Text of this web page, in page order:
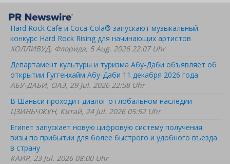
Hard Rock Cafe и Coca-Cola® запускают музыкальный
конкурс Hard Rock Rising для начинающих артистов
ХОЛЛИВУД, Флорида, 5 Aug. 2026 22:07 Uhr
Департамент культуры и туризма Абу-Даби объявляет об
открытии Гуггенхайм Абу-Даби 11 декабря 2026 года
АБУ-ДАБИ, ОАЭ, 29 Jul. 2026 22:58 Uhr
В Шаньси проходит диалог о глобальном наследии
ЦЗИНЬЧЖУН, Китай, 24 Jul. 2026 05:52 Uhr
Египет запускает новую цифровую систему получения
визы по прибытии для более быстрого и удобного въезда
в страну
КАИР, 23 Jul. 2026 08:00 Uhr